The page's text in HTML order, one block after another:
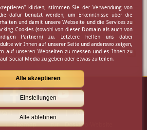
Partner
Presse
|Impressum|AGB
Sitemap|zur Desktop-Website
klicken, stimmen Sie der Verwendung von
dafür benutzt werden, um Erkenntnisse über die
und damit unsere Webseite und die Services zu
Cookies (sowohl von dieser Domain als auch von
Partnern) zu. Letztere helfen uns dabei
wir Ihnen auf unserer Seite und anderswo zeigen,
auf unseren Webseiten zu messen und es Ihnen zu
Social Media zu geben oder etwas zu teilen.
Alle akzeptieren
Einstellungen
Alle ablehnen